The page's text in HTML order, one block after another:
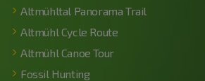
Altmühltal Panorama Trail
Altmühl Cycle Route
Altmühl Canoe Tour
Fossil Hunting